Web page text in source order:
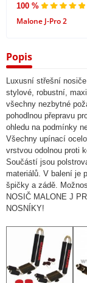
100 %
Malone J-Pro 2
Popis
Luxusní střešní
stylové, robustní,
všechny nezbytné
pohodlnou přepravu
ohledu na podmínky
Všechny upínací
vrstvou odolnou proti
Součástí jsou
materiálů. V balení je
špičky a zádě.
NOSIČ MALONE J
NOSNÍKY!